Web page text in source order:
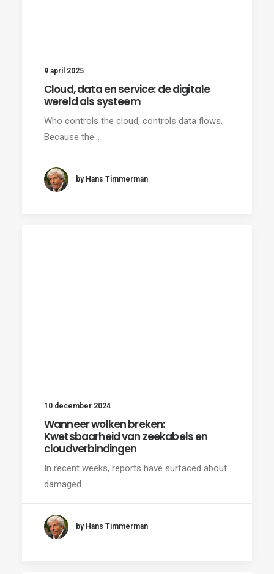
9 april 2025
Cloud, data en service: de digitale
wereld als systeem
Who controls the cloud, controls data flows.
Because the…
by Hans Timmerman
10 december 2024
Wanneer wolken breken:
Kwetsbaarheid van zeekabels en
cloudverbindingen
In recent weeks, reports have surfaced about
damaged…
by Hans Timmerman